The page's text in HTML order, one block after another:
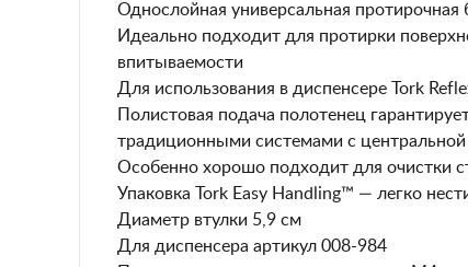
Однослойная универсальная
Идеально подходит для протирки
впитываемости
Для использования в диспенсере Tork
Полистовая подача полотенец
традиционными системами с
Особенно хорошо подходит для очистки
Упаковка Tork Easy Handling™ — легко
Диаметр втулки 5,9 см
Для диспенсера артикул 008-984